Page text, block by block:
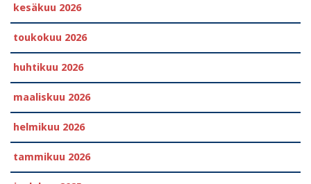
kesäkuu 2026
toukokuu 2026
huhtikuu 2026
maaliskuu 2026
helmikuu 2026
tammikuu 2026